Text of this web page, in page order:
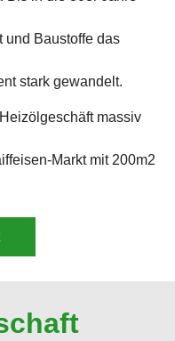
und Baustoffe das
stark gewandelt.
massiv
Markt mit 200m2